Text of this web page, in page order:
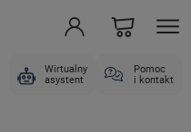
Wirtualny
asystent
Pomoc
i kontakt